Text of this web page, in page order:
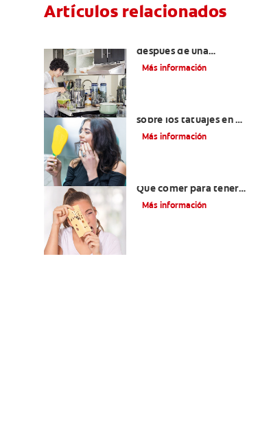
Artículos relacionados
después de una
extracción de muela
Más información
sobre los tatuajes en el
labio
Más información
Qué comer para tener
dientes más sanos
Más información